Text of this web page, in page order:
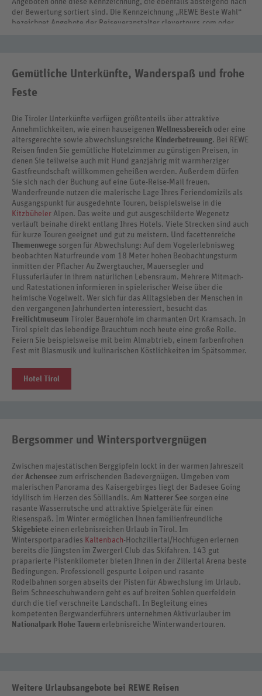
Angeboten ohne diese Kennzeichnung, die ebenfalls absteigend nach
der Bewertung sortiert sind. Die Kennzeichnung „REWE Beste Wahl“
bezeichnet Angebote der Reiseveranstalter clevertours.com oder
Gemütliche Unterkünfte, Wanderspaß und frohe
Feste
Die Tiroler Unterkünfte verfügen größtenteils über attraktive
Annehmlichkeiten, wie einen hauseigenen Wellnessbereich oder eine
altersgerechte sowie abwechslungsreiche Kinderbetreuung. Bei REWE
Reisen finden Sie gemütliche Hotelzimmer zu günstigen Preisen, in
denen Sie teilweise auch mit Hund ganzjährig mit warmherziger
Gastfreundschaft willkommen geheißen werden. Außerdem dürfen
Sie sich nach der Buchung auf eine Gute-Reise-Mail freuen.
Wanderfreunde nutzen die malerische Lage Ihres Feriendomizils als
Ausgangspunkt für ausgedehnte Touren, beispielsweise in die
Kitzbüheler Alpen. Das weite und gut ausgeschilderte Wegenetz
verläuft beinahe direkt entlang Ihres Hotels. Viele Strecken sind auch
für kurze Touren geeignet und gut zu meistern. Und facettenreiche
Themenwege sorgen für Abwechslung: Auf dem Vogelerlebnisweg
beobachten Naturfreunde vom 18 Meter hohen Beobachtungsturm
inmitten der Pflacher Au Zwergtaucher, Mauersegler und
Flussuferläufer in ihrem natürlichen Lebensraum. Mehrere Mitmach-
und Ratestationen informieren in spielerischer Weise über die
heimische Vogelwelt. Wer sich für das Alltagsleben der Menschen in
den vergangenen Jahrhunderten interessiert, besucht das
Freilichtmuseum Tiroler Bauernhöfe im charmanten Ort Kramsach. In
Tirol spielt das lebendige Brauchtum noch heute eine große Rolle.
Feiern Sie beispielsweise mit beim Almabtrieb, einem farbenfrohen
Fest mit Blasmusik und kulinarischen Köstlichkeiten im Spätsommer.
Hotel Tirol
Bergsommer und Wintersportvergnügen
Zwischen majestätischen Berggipfeln lockt in der warmen Jahreszeit
der Achensee zum erfrischenden Badevergnügen. Umgeben vom
malerischen Panorama des Kaisergebirges liegt der Badesee Going
idyllisch im Herzen des Sölllandls. Am Natterer See sorgen eine
rasante Wasserrutsche und attraktive Spielgeräte für einen
Riesenspaß. Im Winter ermöglichen Ihnen familienfreundliche
Skigebiete einen erlebnisreichen Urlaub in Tirol. Im
Wintersportparadies Kaltenbach-Hochzillertal/Hochfügen erlernen
bereits die Jüngsten im Zwergerl Club das Skifahren. 143 gut
präparierte Pistenkilometer bieten Ihnen in der Zillertal Arena beste
Bedingungen. Professionell gespurte Loipen und rasante
Rodelbahnen sorgen abseits der Pisten für Abwechslung im Urlaub.
Beim Schneeschuhwandern geht es auf breiten Sohlen querfeldein
durch die tief verschneite Landschaft. In Begleitung eines
kompetenten Bergwanderführers unternehmen Aktivurlauber im
Nationalpark Hohe Tauern erlebnisreiche Winterwandertouren.
Weitere Urlaubsangebote bei REWE Reisen